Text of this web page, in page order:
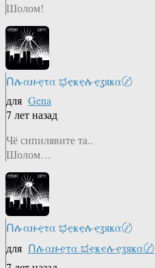
Шолом!
Ոሉαዙҿτα ಭҿҝҿሉҿʓяҝα〄
для Gena
7 лет назад
Чё сипилявите та..
Шолом…
Ոሉαዙҿτα ಭҿҝҿሉҿʓяҝα〄
для Ոሉαዙҿτα ಭҿҝҿሉҿʓяҝα〄